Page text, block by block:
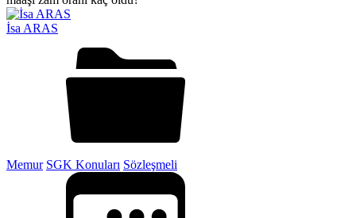
İsa ARAS
Memur SGK Konuları Sözleşmeli